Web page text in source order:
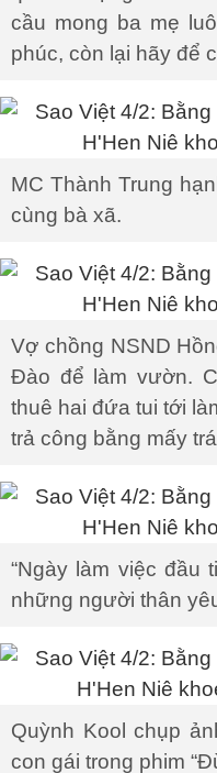
cầu mong ba mẹ
phúc, còn lại hãy để
MC Thành Trung
cùng bà xã.
Vợ chồng NSND
Đào để làm vườn.
thuê hai đứa tui tới
trả công bằng mấy
“Ngày làm việc đầu
những người thân
Quỳnh Kool chụp
con gái trong phim